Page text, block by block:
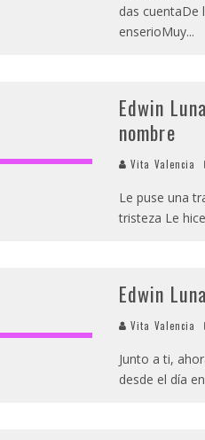
das cuentaDe
enserioMuy...
Edwin
nombre
Vita Valencia
Le puse una
tristeza Le
Edwin
Vita Valencia
Junto a ti,
desde el día